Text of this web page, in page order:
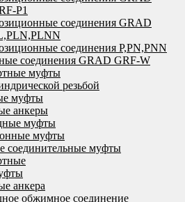
P1
соединения GRAD
соединения P,PN,PNN
соединения GRAD GRF-W
муфты
резьбой
муфты
анкеры
муфты
муфты
соединительные муфты
анкера
обжимное соединение